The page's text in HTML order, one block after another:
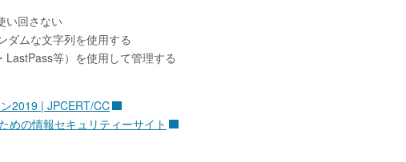
い回さない
ダムな文字列を使用する
LastPass等）を使用して管理する
2019 | JPCERT/CC
めの情報セキュリティーサイト